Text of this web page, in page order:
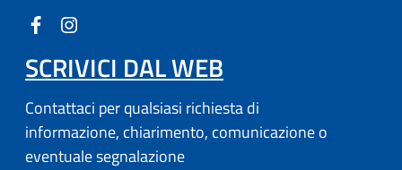
SCRIVICI DAL WEB
Contattaci per qualsiasi richiesta di
informazione, chiarimento, comunicazione o
eventuale segnalazione